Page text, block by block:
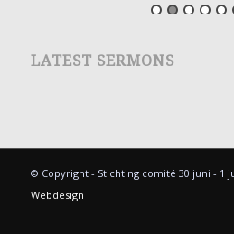
LATEST SERMONS
© Copyright - Stichting comité 30 juni - 1
Webdesign